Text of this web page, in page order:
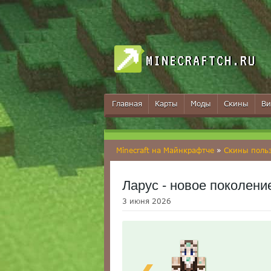
MINECRAFTCH.RU
Главная Карты Моды Скины
Minecraft на Майнкрафтче » Скины
Ларус - новое
3 июня 2026